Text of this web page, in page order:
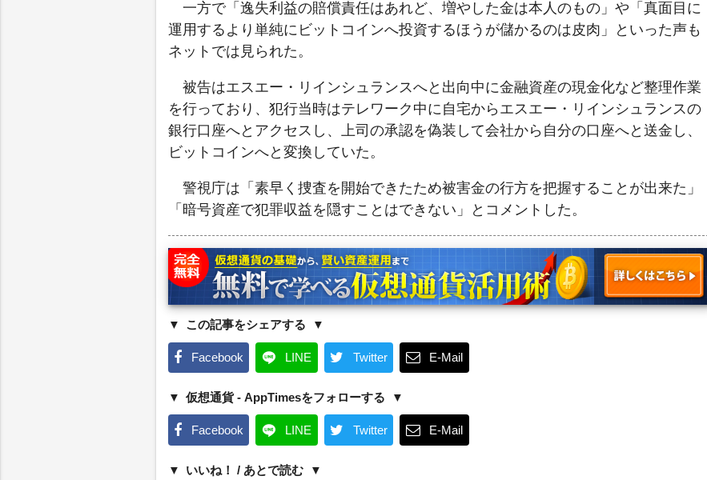
一方で「逸失利益の賠償責任はあれど、増やした金は本人のもの」や「真面目に
運用するより単純にビットコインへ投資するほうが儲かるのは皮肉」といった声も
ネットでは見られた。
被告はエスエー・リインシュランスへと出向中に金融資産の現金化など整理作業
を行っており、犯行当時はテレワーク中に自宅からエスエー・リインシュランスの
銀行口座へとアクセスし、上司の承認を偽装して会社から自分の口座へと送金し、
ビットコインへと変換していた。
警視庁は「素早く捜査を開始できたため被害金の行方を把握することが出来た」
「暗号資産で犯罪収益を隠すことはできない」とコメントした。
この記事をシェアする
Facebook LINE Twitter E-Mail
仮想通貨 - AppTimesをフォローする
Facebook LINE Twitter E-Mail
いいね！ / あとで読む